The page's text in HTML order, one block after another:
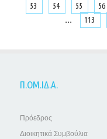
53
54 55 56
... 113
Π.ΟΜ.ΙΔ.Α.
Πρόεδρος
Διοικητικά Συμβούλια